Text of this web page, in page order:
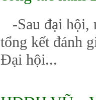
-Sau đại hội,
tổng kết đánh
Đại hội...